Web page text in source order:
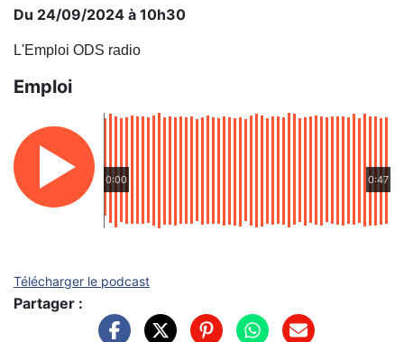
Du 24/09/2024 à 10h30
L'Emploi ODS radio
Emploi
0:00 0:47
Télécharger le podcast
Partager :